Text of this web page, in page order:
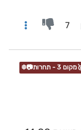
7
3 - תחרות📷❄️